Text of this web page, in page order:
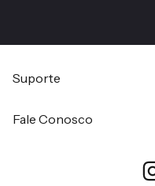
Suporte
Fale Conosco